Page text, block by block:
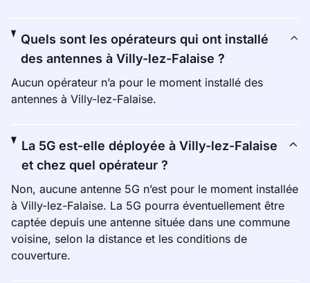
Quels sont les opérateurs qui ont installé
des antennes à Villy-lez-Falaise ?
Aucun opérateur n’a pour le moment installé des
antennes à Villy-lez-Falaise.
La 5G est-elle déployée à Villy-lez-Falaise
et chez quel opérateur ?
Non, aucune antenne 5G n’est pour le moment installée
à Villy-lez-Falaise. La 5G pourra éventuellement être
captée depuis une antenne située dans une commune
voisine, selon la distance et les conditions de
couverture.